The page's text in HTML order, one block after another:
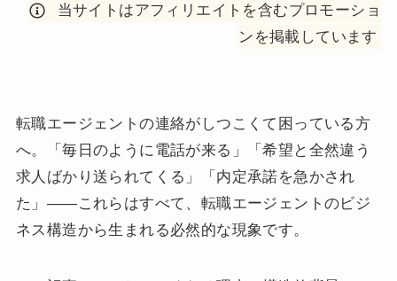
当サイトはアフィリエイトを含むプロモーショ
ンを掲載しています
転職エージェントの連絡がしつこくて困っている方
へ。「毎日のように電話が来る」「希望と全然違う
求人ばかり送られてくる」「内定承諾を急かされ
た」——これらはすべて、転職エージェントのビジ
ネス構造から生まれる必然的な現象です。